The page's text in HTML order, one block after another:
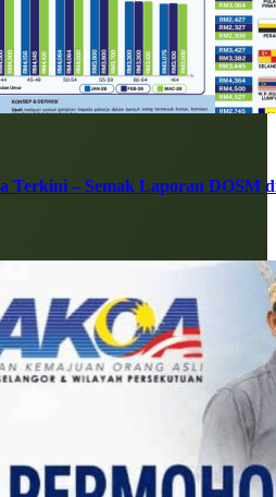
Terkini – Semak Laporan DOSM